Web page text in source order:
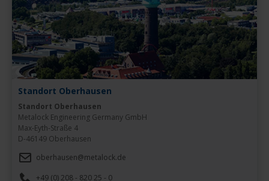
Standort Oberhausen
Standort Oberhausen
Metalock Engineering Germany GmbH
Max-Eyth-Straße 4
D-46149 Oberhausen
oberhausen@metalock.de
+49 (0) 208 - 820 25 - 0